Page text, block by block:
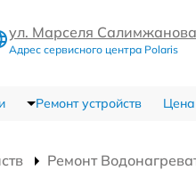
ул. Марселя
Адрес сервисного центра Polaris
Ремонт устройств
Ремонт